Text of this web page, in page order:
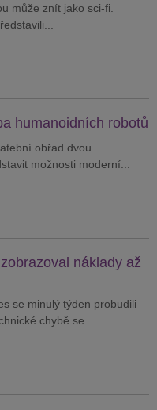
může znít jako sci-fi.
humanoidních robotů
obřad dvou
možnosti moderní...
náklady až
se minulý týden probudili
chybě se...